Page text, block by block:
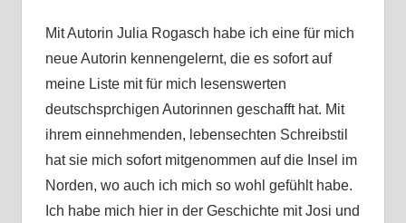
Mit Autorin Julia Rogasch habe ich eine für mich
neue Autorin kennengelernt, die es sofort auf
meine Liste mit für mich lesenswerten
deutschsprchigen Autorinnen geschafft hat. Mit
ihrem einnehmenden, lebensechten Schreibstil
hat sie mich sofort mitgenommen auf die Insel im
Norden, wo auch ich mich so wohl gefühlt habe.
Ich habe mich hier in der Geschichte mit Josi und